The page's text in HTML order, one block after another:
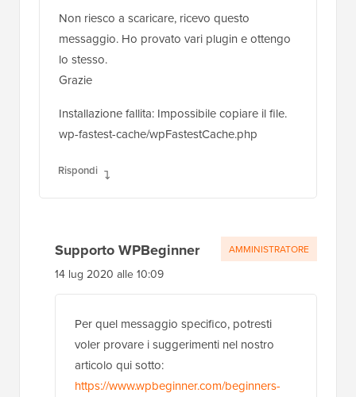
Non riesco a scaricare, ricevo questo
messaggio. Ho provato vari plugin e ottengo
lo stesso.
Grazie
Installazione fallita: Impossibile copiare il file.
wp-fastest-cache/wpFastestCache.php
Rispondi
Supporto WPBeginner
14 lug 2020 alle 10:09
Per quel messaggio specifico, potresti
voler provare i suggerimenti nel nostro
articolo qui sotto:
https://www.wpbeginner.com/beginners-
AMMINISTRATORE